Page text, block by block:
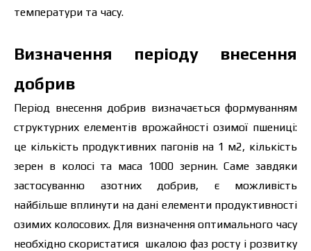
температури та часу.
Визначення періоду внесення
добрив
Період внесення добрив визначається формуванням
структурних елементів врожайності озимої пшениці:
це кількість продуктивних пагонів на 1 м2, кількість
зерен в колосі та маса 1000 зернин. Саме завдяки
застосуванню азотних добрив, є можливість
найбільше вплинути на дані елементи продуктивності
озимих колосових. Для визначення оптимального часу
необхідно скористатися шкалою фаз росту і розвитку